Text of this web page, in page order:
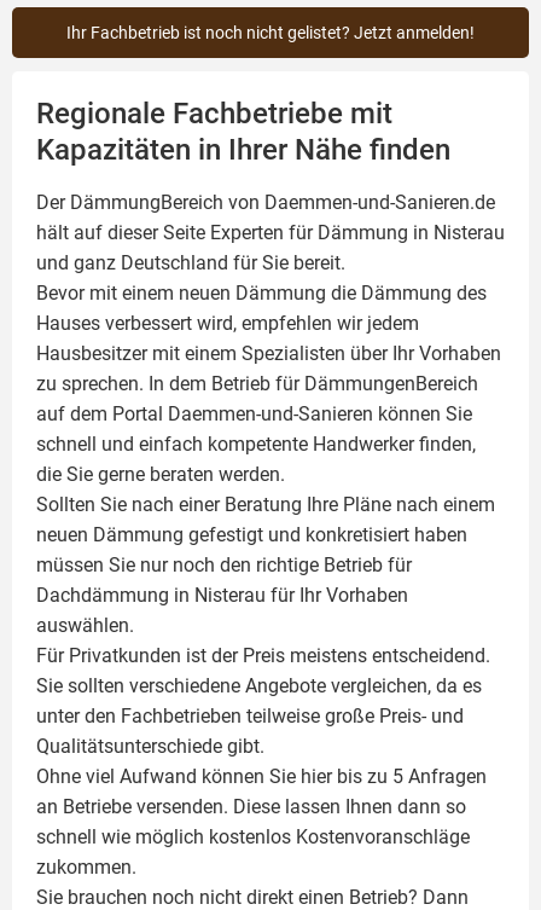
Ihr Fachbetrieb ist noch nicht gelistet? Jetzt anmelden!
Regionale Fachbetriebe mit
Kapazitäten in Ihrer Nähe finden
Der DämmungBereich von Daemmen-und-Sanieren.de
hält auf dieser Seite Experten für Dämmung in Nisterau
und ganz Deutschland für Sie bereit.
Bevor mit einem neuen Dämmung die Dämmung des
Hauses verbessert wird, empfehlen wir jedem
Hausbesitzer mit einem Spezialisten über Ihr Vorhaben
zu sprechen. In dem Betrieb für DämmungenBereich
auf dem Portal Daemmen-und-Sanieren können Sie
schnell und einfach kompetente Handwerker finden,
die Sie gerne beraten werden.
Sollten Sie nach einer Beratung Ihre Pläne nach einem
neuen Dämmung gefestigt und konkretisiert haben
müssen Sie nur noch den richtige Betrieb für
Dachdämmung in Nisterau für Ihr Vorhaben
auswählen.
Für Privatkunden ist der Preis meistens entscheidend.
Sie sollten verschiedene Angebote vergleichen, da es
unter den Fachbetrieben teilweise große Preis- und
Qualitätsunterschiede gibt.
Ohne viel Aufwand können Sie hier bis zu 5 Anfragen
an Betriebe versenden. Diese lassen Ihnen dann so
schnell wie möglich kostenlos Kostenvoranschläge
zukommen.
Sie brauchen noch nicht direkt einen Betrieb? Dann